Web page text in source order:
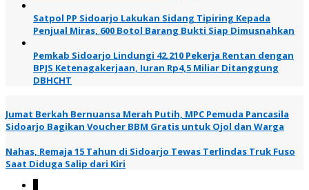
Satpol PP Sidoarjo Lakukan Sidang Tipiring Kepada
Penjual Miras, 600 Botol Barang Bukti Siap Dimusnahkan
Pemkab Sidoarjo Lindungi 42.210 Pekerja Rentan dengan
BPJS Ketenagakerjaan, Iuran Rp4,5 Miliar Ditanggung
DBHCHT
Jumat Berkah Bernuansa Merah Putih, MPC Pemuda Pancasila
Sidoarjo Bagikan Voucher BBM Gratis untuk Ojol dan Warga
Nahas, Remaja 15 Tahun di Sidoarjo Tewas Terlindas Truk Fuso
Saat Diduga Salip dari Kiri